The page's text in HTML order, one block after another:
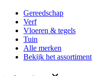
Gereedschap
Verf
Vloeren & tegels
Tuin
Alle merken
Bekijk het assortiment